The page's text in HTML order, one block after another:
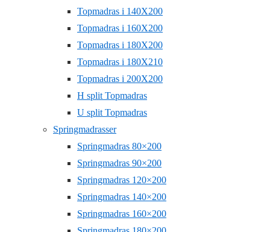
Topmadras i 140X200
Topmadras i 160X200
Topmadras i 180X200
Topmadras i 180X210
Topmadras i 200X200
H split Topmadras
U split Topmadras
Springmadrasser
Springmadras 80×200
Springmadras 90×200
Springmadras 120×200
Springmadras 140×200
Springmadras 160×200